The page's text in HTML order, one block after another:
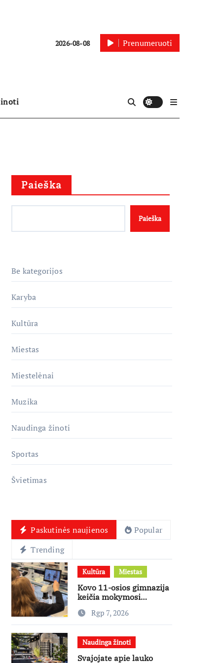
2026-08-08 Prenumeruoti
Paieška
Paieška
Be kategorijos
Karyba
Kultūra
Miestas
Miestelėnai
Muzika
Naudinga žinoti
Sportas
Švietimas
Paskutinės naujienos
Popular
Trending
Kultūra Miestas
Kovo 11-osios gimnazija
keičia mokymosi
kaupimo – prie jų
supratimo ir taikymo
Rgp 7, 2026
Naudinga žinoti
Svajojate apie lauko